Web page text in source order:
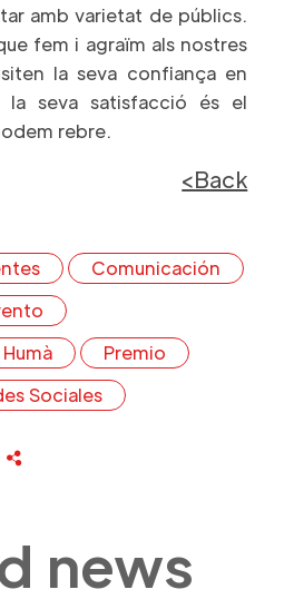
amb varietat de públics.
fem i agraïm als nostres
la seva confiança en
la seva satisfacció és el
rebre.
<Back
Comunicación
Premio
Sociales
news